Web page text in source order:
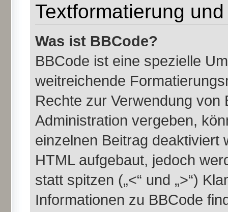
Textformatierung
Was ist BBCode?
BBCode ist eine spezielle
weitreichende
Rechte zur Verwendung
Administration vergeben,
einzelnen Beitrag deaktiviert
HTML aufgebaut, jedoch
statt spitzen („<“ und „>“)
Informationen zu BBCode